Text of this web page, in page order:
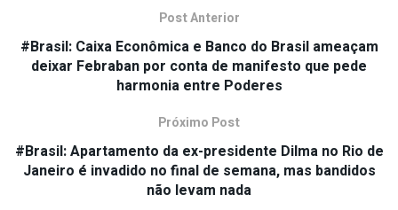
Post Anterior
#Brasil: Caixa Econômica e Banco do Brasil ameaçam
deixar Febraban por conta de manifesto que pede
harmonia entre Poderes
Próximo Post
#Brasil: Apartamento da ex-presidente Dilma no Rio de
Janeiro é invadido no final de semana, mas bandidos
não levam nada